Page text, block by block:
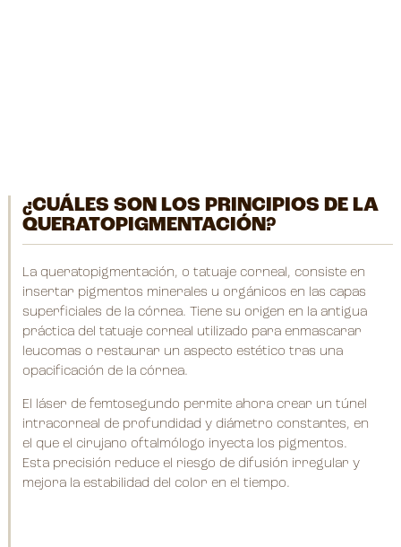
¿CUÁLES SON LOS PRINCIPIOS DE LA
QUERATOPIGMENTACIÓN?
La queratopigmentación, o tatuaje corneal, consiste en
insertar pigmentos minerales u orgánicos en las capas
superficiales de la córnea. Tiene su origen en la antigua
práctica del tatuaje corneal utilizado para enmascarar
leucomas o restaurar un aspecto estético tras una
opacificación de la córnea.
El láser de femtosegundo permite ahora crear un túnel
intracorneal de profundidad y diámetro constantes, en
el que el cirujano oftalmólogo inyecta los pigmentos.
Esta precisión reduce el riesgo de difusión irregular y
mejora la estabilidad del color en el tiempo.